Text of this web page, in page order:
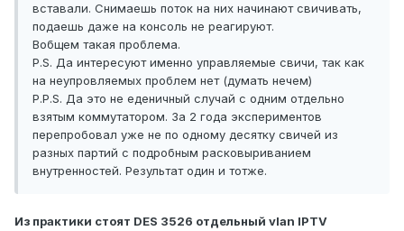
вставали. Снимаешь поток на них начинают свичивать,
подаешь даже на консоль не реагируют.
Вобщем такая проблема.
P.S. Да интересуют именно управляемые свичи, так как
на неупровляемых проблем нет (думать нечем)
P.P.S. Да это не еденичный случай с одним отдельно
взятым коммутатором. За 2 года экспериментов
перепробовал уже не по одному десятку свичей из
разных партий с подробным расковыриванием
внутренностей. Результат один и тотже.
Из практики стоят DES 3526 отдельный vlan IPTV